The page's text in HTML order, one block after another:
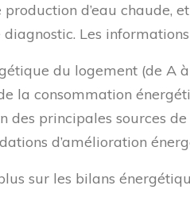
d’eau chaude,
Les
du logement (de A à
la consommation
des principales sources
d’amélioration
sur les bilans